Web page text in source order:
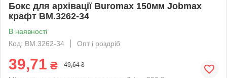
Бокс для архівації Buromax 150мм Jobmax
крафт BM.3262-34
В наявності
Код: BM.3262-34
Опт і роздріб
39,71 ₴ 49,64 ₴